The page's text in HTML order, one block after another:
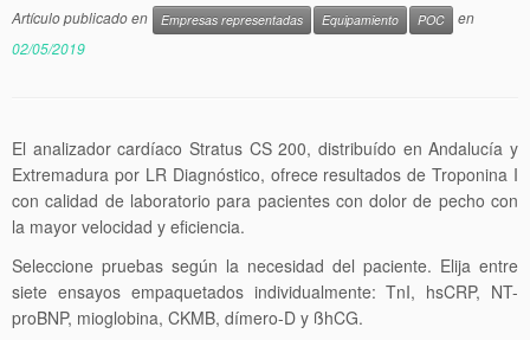
Artículo publicado en Empresas representadas Equipamiento POC
en
02/05/2019
El analizador cardíaco Stratus CS 200, distribuído en Andalucía y
Extremadura por LR Diagnóstico, ofrece resultados de Troponina I
con calidad de laboratorio para pacientes con dolor de pecho con
la mayor velocidad y eficiencia.
Seleccione pruebas según la necesidad del paciente. Elija entre
siete ensayos empaquetados individualmente: TnI, hsCRP, NT-
proBNP, mioglobina, CKMB, dímero-D y ßhCG.